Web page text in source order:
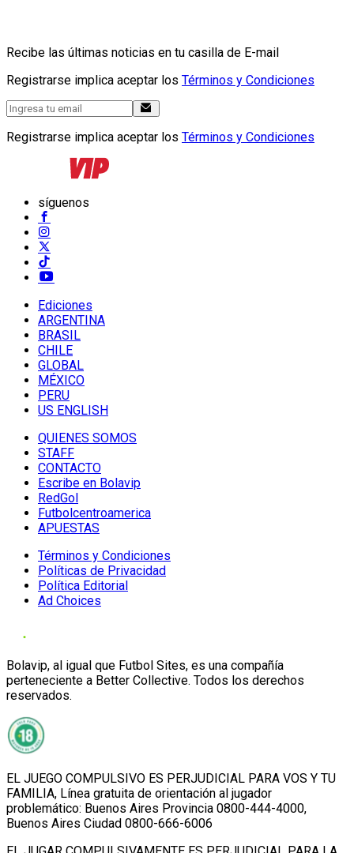
Recibe las últimas noticias en tu casilla de E-mail
Registrarse implica aceptar los Términos y Condiciones
Registrarse implica aceptar los Términos y Condiciones
síguenos
Ediciones
ARGENTINA
BRASIL
CHILE
GLOBAL
MÉXICO
PERU
US ENGLISH
QUIENES SOMOS
STAFF
CONTACTO
Escribe en Bolavip
RedGol
Futbolcentroamerica
APUESTAS
Términos y Condiciones
Políticas de Privacidad
Política Editorial
Ad Choices
Bolavip, al igual que Futbol Sites, es una compañía
perteneciente a Better Collective. Todos los derechos
reservados.
EL JUEGO COMPULSIVO ES PERJUDICIAL PARA VOS Y TU
FAMILIA, Línea gratuita de orientación al jugador
problemático: Buenos Aires Provincia 0800-444-4000,
Buenos Aires Ciudad 0800-666-6006